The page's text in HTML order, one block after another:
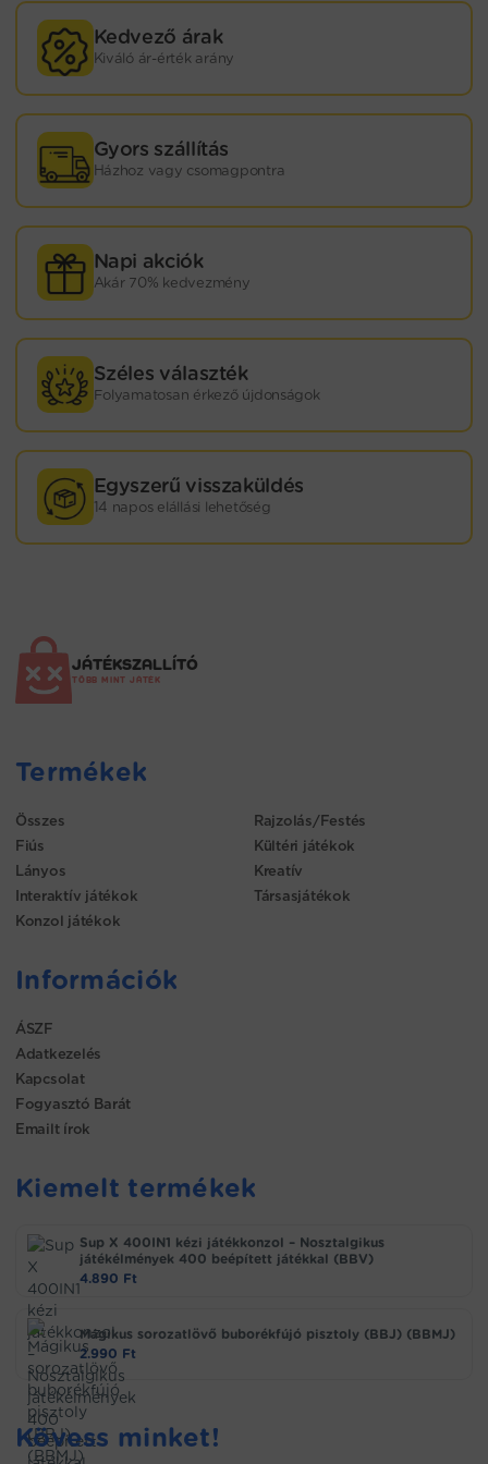
Kedvező árak
Kiváló ár-érték arány
Gyors szállítás
Házhoz vagy csomagpontra
Napi akciók
Akár 70% kedvezmény
Széles választék
Folyamatosan érkező újdonságok
Egyszerű visszaküldés
14 napos elállási lehetőség
JÁTÉKSZALLÍTÓ
TÖBB MINT JÁTÉK
Termékek
Összes
Fiús
Lányos
Interaktív játékok
Konzol játékok
Rajzolás/Festés
Kültéri játékok
Kreatív
Társasjátékok
Információk
ÁSZF
Adatkezelés
Kapcsolat
Fogyasztó Barát
Emailt írok
Kiemelt termékek
Sup X 400IN1 kézi játékkonzol – Nosztalgikus
játékélmények 400 beépített játékkal (BBV)
4.890 Ft
Mágikus sorozatlövő buborékfújó pisztoly (BBJ) (BBMJ)
2.990 Ft
Kövess minket!